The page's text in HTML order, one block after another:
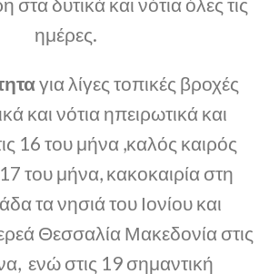
ημέρες.
για λίγες τοπικές βροχές
και νότια ηπειρωτικά και
16 του μήνα ,καλός καιρός
του μήνα, κακοκαιρία στη
τα νησιά του Ιονίου και
Θεσσαλία Μακεδονία στις
ενώ στις 19 σημαντική